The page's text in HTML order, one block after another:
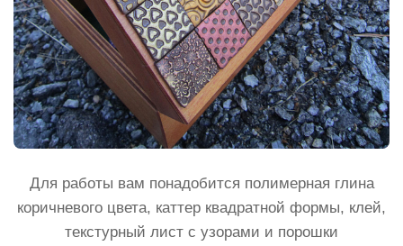
Для работы вам понадобится полимерная глина
коричневого цвета, каттер квадратной формы, клей,
текстурный лист с узорами и порошки